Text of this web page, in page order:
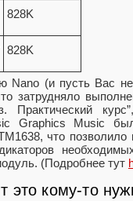
828K
828K
Nano (и пусть Вас
затрудняло
Практический
Graphics Music
что
(Подробнее тут
это кому-то